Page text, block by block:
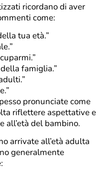
ricordano di aver
come:
tua età.”
famiglia.”
pronunciate come
riflettere aspettative e
all’età del bambino.
arrivate all’età adulta
generalmente